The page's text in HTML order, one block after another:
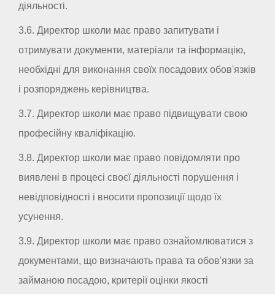
діяльності.
3.6. Директор школи має право запитувати і
отримувати документи, матеріали та інформацію,
необхідні для виконання своїх посадових обов'язків
і розпоряджень керівництва.
3.7. Директор школи має право підвищувати свою
професійну кваліфікацію.
3.8. Директор школи має право повідомляти про
виявлені в процесі своєї діяльності порушення і
невідповідності і вносити пропозиції щодо їх
усунення.
3.9. Директор школи має право ознайомлюватися з
документами, що визначають права та обов'язки за
займаною посадою, критерії оцінки якості